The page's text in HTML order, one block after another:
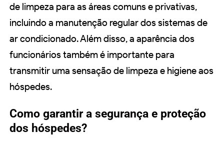
de limpeza para as áreas comuns e privativas,
incluindo a manutenção regular dos sistemas de
ar condicionado. Além disso, a aparência dos
funcionários também é importante para
transmitir uma sensação de limpeza e higiene aos
hóspedes.
Como garantir a segurança e proteção
dos hóspedes?